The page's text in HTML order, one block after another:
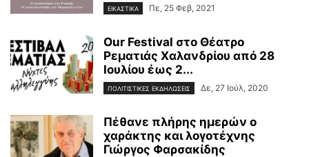
ΕΙΚΑΣΤΙΚΑ Πε, 25 Φεβ, 2021
Our Festival στο Θέατρο
Ρεματιάς Χαλανδρίου από 28
Ιουλίου έως 2...
ΠΟΛΙΤΙΣΤΙΚΕΣ ΕΚΔΗΛΩΣΕΙΣ Δε, 27 Ιούλ, 2020
Πέθανε πλήρης ημερών ο
χαράκτης και λογοτέχνης
Γιώργος Φαρσακίδης